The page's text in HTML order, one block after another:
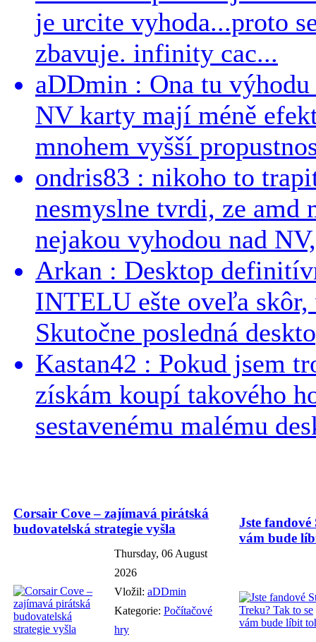
je urcite vyhoda...proto
zbavuje. infinity cac...
aDDmin : Ona tu
NV karty mají méně
mnohem vyšší
ondris83 : nikoho to
nesmyslne tvrdi, ze
nejakou vyhodou nad
Arkan : Desktop
INTELU ešte oveľa
Skutočne posledná
Kastan42 : Pokud jsem
získám koupí takového
sestavenému malému
Corsair Cove – zajímavá pirátská
budovatelská strategie vyšla
Thursday, 06 August
2026
Vložil: aDDmin
Kategorie: Počítačové
hry
Jste
vám bude